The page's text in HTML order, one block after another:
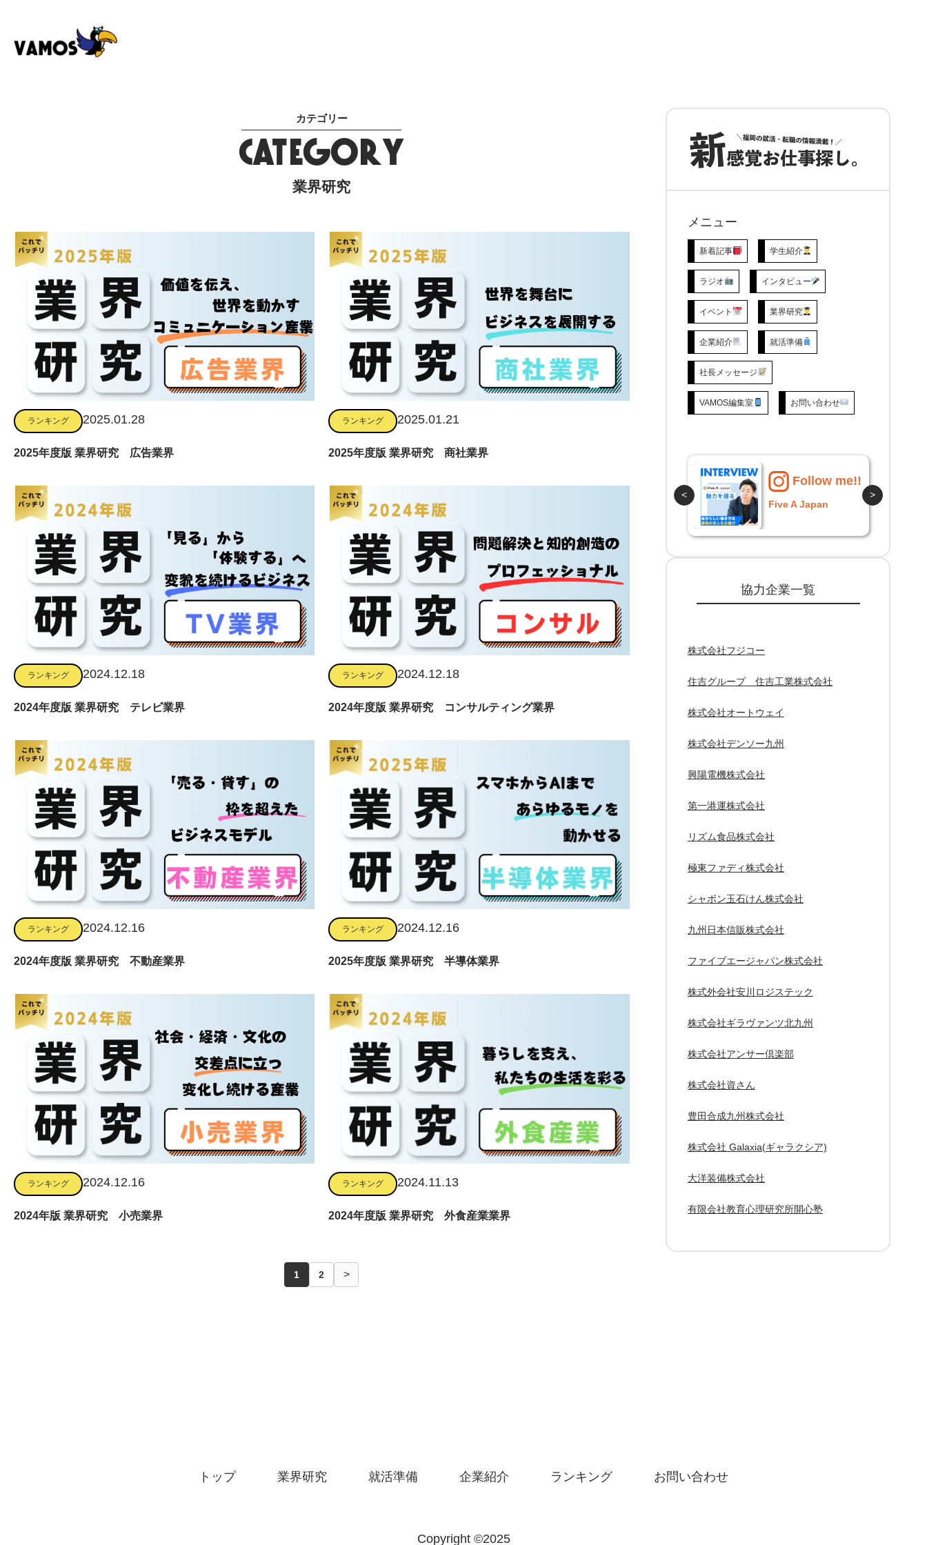
カテゴリー
CATEGORY
業界研究
ランキング 2025.01.28
2025年度版 業界研究 広告業界
ランキング 2025.01.21
2025年度版 業界研究 商社業界
ランキング 2024.12.18
2024年度版 業界研究 テレビ業界
ランキング 2024.12.18
2024年度版 業界研究 コンサルティング業界
ランキング 2024.12.16
2024年度版 業界研究 不動産業界
ランキング 2024.12.16
2025年度版 業界研究 半導体業界
ランキング 2024.12.16
2024年版 業界研究 小売業界
ランキング 2024.11.13
2024年度版 業界研究 外食産業業界
1 2 >
メニュー
新着記事 学生紹介
ラジオ インタビュー
イベント 業界研究
企業紹介 就活準備
社長メッセージ
VAMOS編集室 お問い合わせ
デンソー九州
Follow me!!
Five A Japan
< >
協力企業一覧
株式会社フジコー
住吉グループ 住吉工業株式会社
株式会社オートウェイ
株式会社デンソー九州
興陽電機株式会社
第一港運株式会社
リズム食品株式会社
極東ファディ株式会社
シャボン玉石けん株式会社
九州日本信販株式会社
ファイブエージャパン株式会社
株式外会社安川ロジステック
株式会社ギラヴァンツ北九州
株式会社アンサー倶楽部
株式会社資さん
豊田合成九州株式会社
株式会社 Galaxia(ギャラクシア)
大洋装備株式会社
有限会社教育心理研究所開心塾
トップ 業界研究 就活準備 企業紹介 ランキング お問い合わせ
Copyright ©︎2025